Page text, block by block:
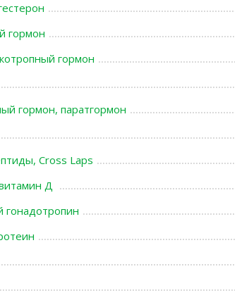
гормон
гормон
гормон, паратгормон
Cross Laps
Д
гонадотропин